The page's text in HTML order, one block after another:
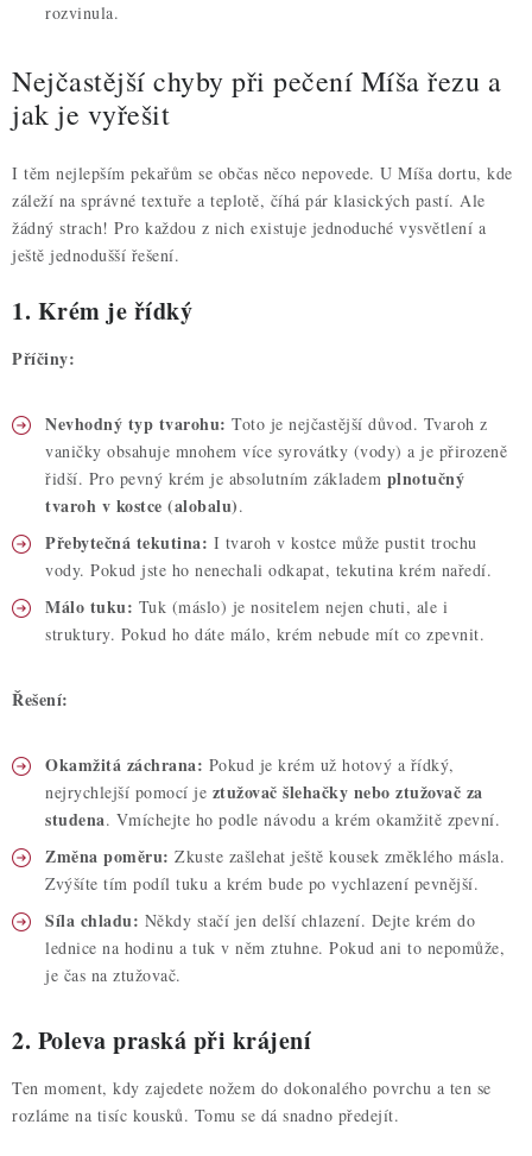
rozvinula.
Nejčastější chyby při pečení Míša řezu a
jak je vyřešit
I těm nejlepším pekařům se občas něco nepovede. U Míša dortu, kde
záleží na správné textuře a teplotě, číhá pár klasických pastí. Ale
žádný strach! Pro každou z nich existuje jednoduché vysvětlení a
ještě jednodušší řešení.
1. Krém je řídký
Příčiny:
Nevhodný typ tvarohu: Toto je nejčastější důvod. Tvaroh z
vaničky obsahuje mnohem více syrovátky (vody) a je přirozeně
řidší. Pro pevný krém je absolutním základem plnotučný
tvaroh v kostce (alobalu).
Přebytečná tekutina: I tvaroh v kostce může pustit trochu
vody. Pokud jste ho nenechali odkapat, tekutina krém naředí.
Málo tuku: Tuk (máslo) je nositelem nejen chuti, ale i
struktury. Pokud ho dáte málo, krém nebude mít co zpevnit.
Řešení:
Okamžitá záchrana: Pokud je krém už hotový a řídký,
nejrychlejší pomocí je ztužovač šlehačky nebo ztužovač za
studena. Vmíchejte ho podle návodu a krém okamžitě zpevní.
Změna poměru: Zkuste zašlehat ještě kousek změklého másla.
Zvýšíte tím podíl tuku a krém bude po vychlazení pevnější.
Síla chladu: Někdy stačí jen delší chlazení. Dejte krém do
lednice na hodinu a tuk v něm ztuhne. Pokud ani to nepomůže,
je čas na ztužovač.
2. Poleva praská při krájení
Ten moment, kdy zajedete nožem do dokonalého povrchu a ten se
rozláme na tisíc kousků. Tomu se dá snadno předejít.